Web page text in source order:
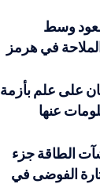
وسط
في هرمز
على علم بأزمة
عنها
الطاقة جزء
الفوضى في